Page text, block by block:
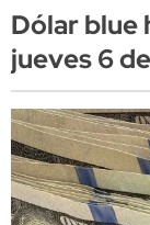
Dólar blue
jueves 6